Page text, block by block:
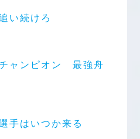
い続けろ
ャンピオン 最強舟
手はいつか来る